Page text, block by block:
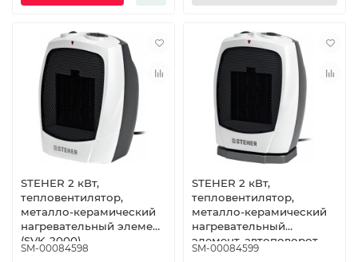
STEHER 2 кВт,
тепловентилятор,
металло-керамический
нагревательный элемент
(SVK-2000)
SM-00084598
STEHER 2 кВт,
тепловентилятор,
металло-керамический
нагревательный
элемент, автоповорот
(SVK-2000T)
SM-00084599